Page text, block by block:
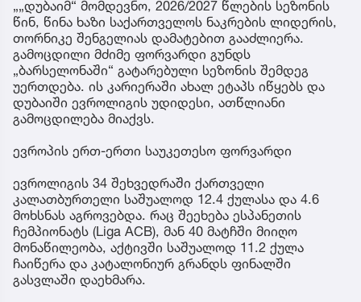
„„დუბაიმ“ მომდევნო, 2026/2027 წლების სეზონის
წინ, წინა ხაზი საქართველოს ნაკრების ლიდერის,
თორნიკე შენგელიას დამატებით გააძლიერა.
გამოცდილი მძიმე ფორვარდი გუნდს
„ბარსელონაში“ გატარებული სეზონის შემდეგ
უერთდება. ის კარიერაში ახალ ეტაპს იწყებს და
დუბაიში ევროლიგის უდიდესი, ათწლიანი
გამოცდილება მიაქვს.
ევროპის ერთ-ერთი საუკეთესო ფორვარდი
ევროლიგის 34 შეხვედრაში ქართველი
კალათბურთელი საშუალოდ 12.4 ქულასა და 4.6
მოხსნას აგროვებდა. რაც შეეხება ესპანეთის
ჩემპიონატს (Liga ACB), მან 40 მატჩში მიიღო
მონაწილეობა, აქტივში საშუალოდ 11.2 ქულა
ჩაიწერა და კატალონიურ გრანდს ფინალში
გასვლაში დაეხმარა.